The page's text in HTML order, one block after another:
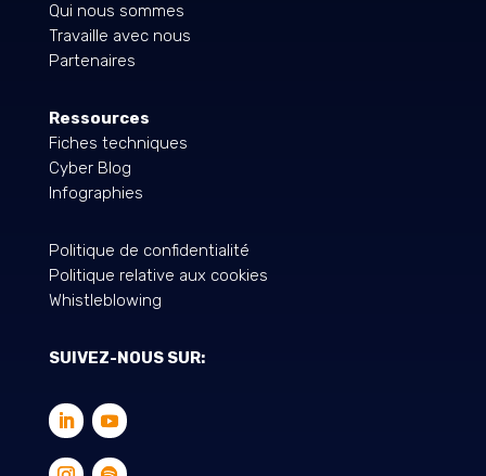
Qui nous sommes
Travaille avec nous
Partenaires
Ressources
Fiches techniques
Cyber Blog
Infographies
Politique de confidentialité
Politique relative aux cookies
Whistleblowing
SUIVEZ-NOUS SUR: